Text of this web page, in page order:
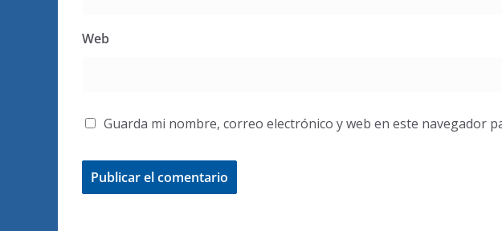
Web
Guarda mi nombre, correo electrónico y web en este navegador